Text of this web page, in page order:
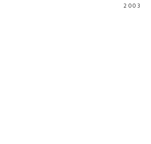
2003